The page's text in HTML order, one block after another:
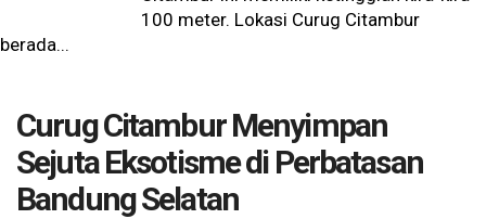
100 meter. Lokasi Curug Citambur
berada...
Curug Citambur Menyimpan
Sejuta Eksotisme di Perbatasan
Bandung Selatan